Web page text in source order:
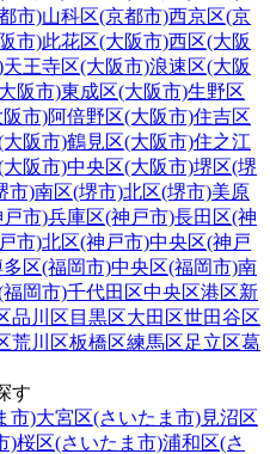
市)山科区(京都市)西京区(京
市)此花区(大阪市)西区(大阪
天王寺区(大阪市)浪速区(大阪
阪市)東成区(大阪市)生野区
市)阿倍野区(大阪市)住吉区
阪市)鶴見区(大阪市)住之江
阪市)中央区(大阪市)堺区(堺
市)南区(堺市)北区(堺市)美原
市)兵庫区(神戸市)長田区(神
市)北区(神戸市)中央区(神戸
多区(福岡市)中央区(福岡市)南
岡市)千代田区中央区港区新
品川区 目黒区大田区世田谷区
荒川区板橋区練馬区足立区葛
す
市)大宮区(さいたま市)見沼区
)桜区(さいたま市)浦和区(さ